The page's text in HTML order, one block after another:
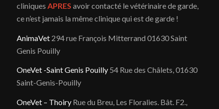
cliniques APRES avoir contacté le vétérinaire de garde,
ce n’est jamais la même clinique qui est de garde !
AnimaVet294 rue François Mitterrand 01630 Saint
Genis Pouilly
OneVet -Saint Genis Pouilly54 Rue des Châlets, 01630
Saint-Genis-Pouilly
OneVet – ThoiryRue du Breu, Les Floralies. Bât. F2.,